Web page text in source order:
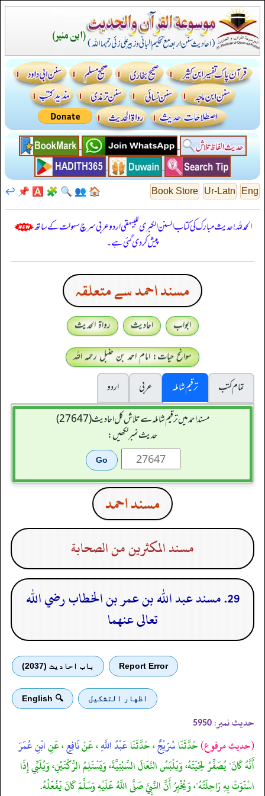
Eng
Ur-Latn
Book Store
🏠
👥
🔍
🧩
🅰️
📌
↩️
الحمدللہ! حدیث مبارک کی کتاب السنن الكبرى للبيهقي اردو عربی سرچ سہولت کے ساتھ
پیش کر دی گئی ہے۔
مسند احمد سے متعلقہ
ابواب احادیث
رواۃ الحدیث
سوانح حیات: امام احمد بن حنبل رحمہ اللہ
تمام کتب
ترقیم شاملہ عربی
اردو
مسند احمد میں ترقیم شاملہ سے تلاش کل احادیث (27647)
حدیث نمبر لکھیں:
مسند احمد
مسند المكثرين من الصحابة
29. مسند عبد الله بن عمر بن الخطاب رضي الله
تعالى عنهما
Report Error باب احادیث (2037)
اظهار التشكيل 🔍 English
حدیث نمبر: 5950
(حديث مرفوع)حَدَّثَنَاسُرَيْجٌ، حَدَّثَنَاعَبْدُ اللَّهِ، عَنْنَافِعٍ، عَنِابْنِ عُمَرَ
أَنَّهُ كَانَ" يُصَفِّرُ لِحْيَتَهُ، وَيَلْبَسُ النِّعَالَ السِّبْتِيَّةَ، وَيَسْتَلِمُ الرُّكْنَيْنِ، وَيُلَبِّي إِذَا
اسْتَوَتْ بِهِ رَاحِلَتُهُ"، وَيُخْبِرُ أَنَّ النَّبِيَّ صَلَّى اللَّهُ عَلَيْهِ وَسَلَّمَ كَانَ يَفْعَلُهُ.